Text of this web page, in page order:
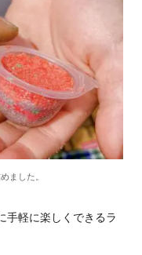
ました。
手軽に楽しくできるラ